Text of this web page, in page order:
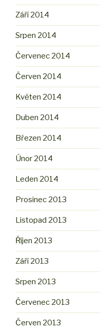
Září 2014
Srpen 2014
Červenec 2014
Červen 2014
Květen 2014
Duben 2014
Březen 2014
Únor 2014
Leden 2014
Prosinec 2013
Listopad 2013
Říjen 2013
Září 2013
Srpen 2013
Červenec 2013
Červen 2013